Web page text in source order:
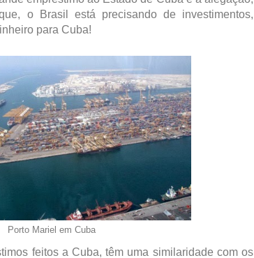
o Brasil está precisando de investimentos,
para Cuba!
Porto Mariel em Cuba
feitos a Cuba, têm uma similaridade com os